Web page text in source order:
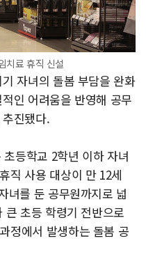
료 휴직 신설
자녀의 돌봄 부담을 완화
인 어려움을 반영해 공무
진됐다.
등학교 2학년 이하 자녀
직 사용 대상이 만 12세
녀를 둔 공무원까지로 넓
초등 학령기 전반으로
정에서 발생하는 돌봄 공